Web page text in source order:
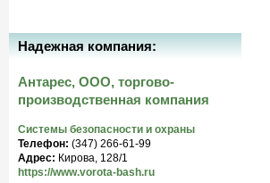
Надежная компания:
Антарес, ООО, торгово-
производственная компания
Системы безопасности и охраны
Телефон: (347) 266-61-99
Адрес: Кирова, 128/1
https://www.vorota-bash.ru